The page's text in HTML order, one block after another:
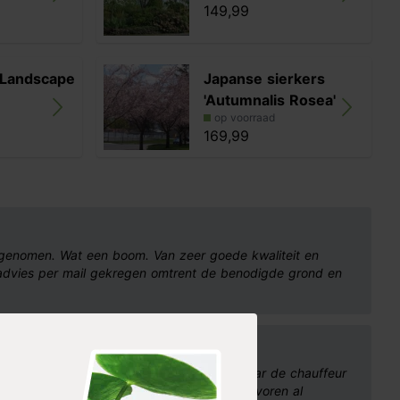
149,99
Japanse sierkers
'Autumnalis Rosea'
op voorraad
169,99
Wat een boom. Van zeer goede kwaliteit en
per mail gekregen omtrent de benodigde grond en
Het was een zwaar exemplaar maar de chauffeur
de boom tot in het gat die wij van te voren al